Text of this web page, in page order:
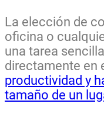
La elección de
oficina o
una tarea
directamente en
productividad y
tamaño de un